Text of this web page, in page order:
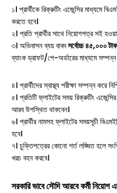
১। প্রার্থীকে রিক্রুটিং এজেন্সির মাধ্যমে
করতে হবে।
২। প্রতি প্রার্থীর সাথে নিয়োগপত্র সই
৩। অভিবাসন ব্যয় বাবদসর্বোচ্চ ৪৫,০০০
ব্যাংক ড্রাফট/পে-অর্ডারের মাধ্যমে
৪। প্রার্থীদের স্বাস্থ্য পরীক্ষা সম্পন্ন করে
৫। প্রতিটি ফ্লাইটের সময় রিক্রুটিং
আরব উপস্থিত থাকবেন।
৬। প্রার্থীর নামসহ ফ্লাইটের সময়সূচী
হবে।
৭। চুক্তিপত্রের কোনো শর্ত লঙ্ঘিত হলে
খরচ বহন করবে।
সরকারি ভাবে সৌদি আরবে কর্মী নিয়োগ